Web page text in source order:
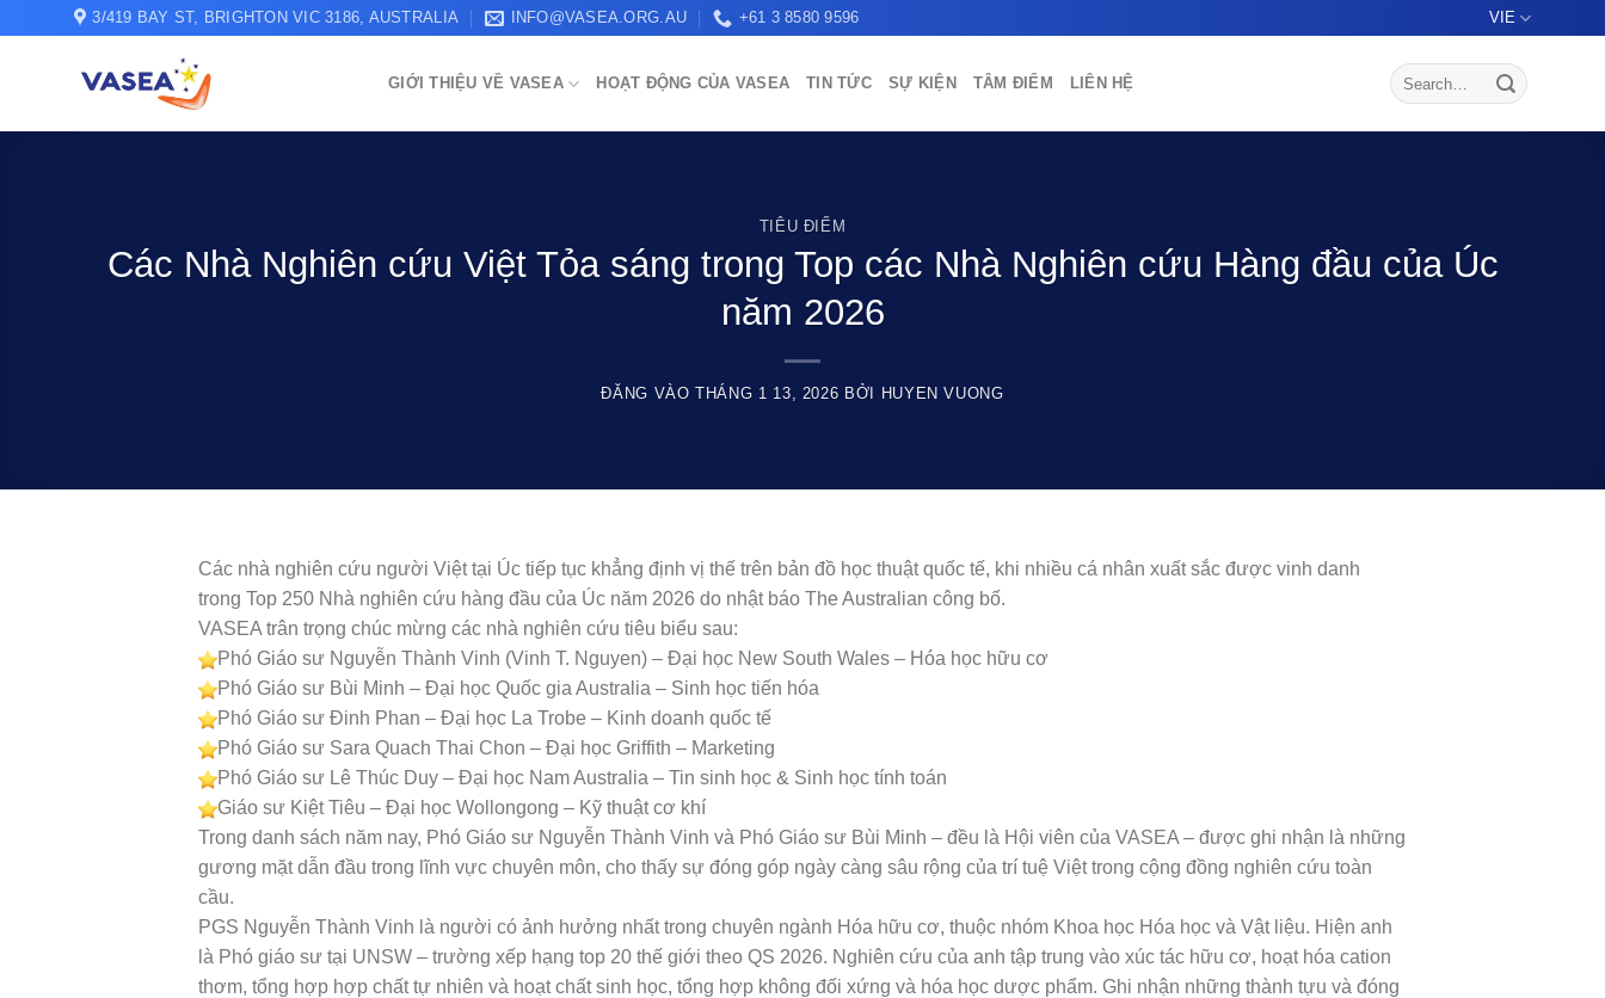
3/419 BAY ST, BRIGHTON VIC 3186, AUSTRALIA INFO@VASEA.ORG.AU +61 3 8580 9596 VIE
GIỚI THIỆU VỀ VASEA HOẠT ĐỘNG CỦA VASEA TIN TỨC SỰ KIỆN TÂM ĐIỂM LIÊN HỆ
TIÊU ĐIỂM
Các Nhà Nghiên cứu Việt Tỏa sáng trong Top các Nhà Nghiên cứu Hàng đầu của Úc
năm 2026
ĐĂNG VÀOTHÁNG 1 13, 2026 BỞI HUYEN VUONG
Các nhà nghiên cứu người Việt tại Úc tiếp tục khẳng định vị thế trên bản đồ học thuật quốc tế, khi nhiều cá nhân xuất sắc được vinh danh
trong Top 250 Nhà nghiên cứu hàng đầu của Úc năm 2026 do nhật báo The Australian công bố.
VASEA trân trọng chúc mừng các nhà nghiên cứu tiêu biểu sau:
Phó Giáo sư Nguyễn Thành Vinh (Vinh T. Nguyen) – Đại học New South Wales – Hóa học hữu cơ
Phó Giáo sư Bùi Minh – Đại học Quốc gia Australia – Sinh học tiến hóa
Phó Giáo sư Đinh Phan – Đại học La Trobe – Kinh doanh quốc tế
Phó Giáo sư Sara Quach Thai Chon – Đại học Griffith – Marketing
Phó Giáo sư Lê Thúc Duy – Đại học Nam Australia – Tin sinh học & Sinh học tính toán
Giáo sư Kiệt Tiêu – Đại học Wollongong – Kỹ thuật cơ khí
Trong danh sách năm nay, Phó Giáo sư Nguyễn Thành Vinh và Phó Giáo sư Bùi Minh – đều là Hội viên của VASEA – được ghi nhận là những
gương mặt dẫn đầu trong lĩnh vực chuyên môn, cho thấy sự đóng góp ngày càng sâu rộng của trí tuệ Việt trong cộng đồng nghiên cứu toàn
cầu.
PGS Nguyễn Thành Vinh là người có ảnh hưởng nhất trong chuyên ngành Hóa hữu cơ, thuộc nhóm Khoa học Hóa học và Vật liệu. Hiện anh
là Phó giáo sư tại UNSW – trường xếp hạng top 20 thế giới theo QS 2026. Nghiên cứu của anh tập trung vào xúc tác hữu cơ, hoạt hóa cation
thơm, tổng hợp hợp chất tự nhiên và hoạt chất sinh học, tổng hợp không đối xứng và hóa học dược phẩm. Ghi nhận những thành tựu và đóng